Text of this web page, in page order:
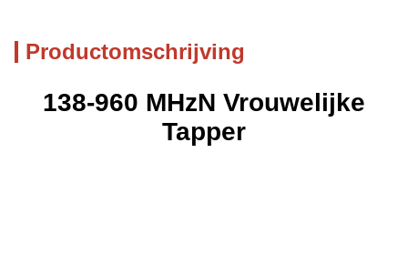
Productomschrijving
138-960 MHzN Vrouwelijke
Tapper